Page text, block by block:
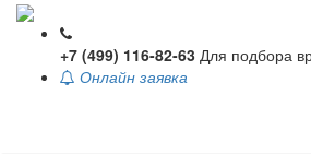
+7 (499) 116-82-63 Для подбора
Онлайн заявка